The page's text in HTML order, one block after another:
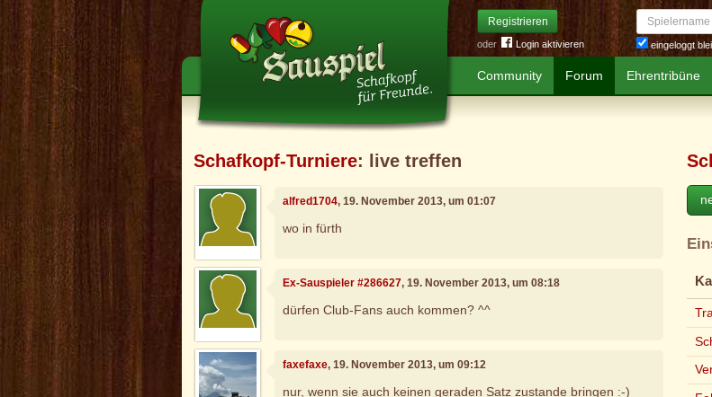
Registrieren
oder Login aktivieren
Spielername
eingeloggt
Community Forum Ehrentribüne
Schafkopf-Turniere: live treffen
alfred1704, 19. November 2013, um 01:07
wo in fürth
Ex-Sauspieler #286627, 19. November 2013, um 08:18
dürfen Club-Fans auch kommen? ^^
faxefaxe, 19. November 2013, um 09:12
nur, wenn sie auch keinen geraden Satz zustande bringen :-)